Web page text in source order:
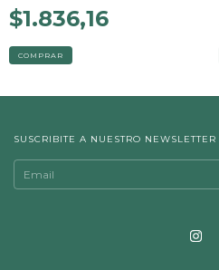
$1.836,16
COMPRAR
SUSCRIBITE A NUESTRO NEWSLETTER